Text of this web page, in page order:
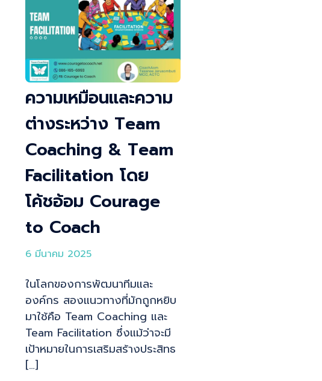
ความเหมือนและความ
ต่างระหว่าง Team
Coaching & Team
Facilitation โดย
โค้ชอ้อม Courage
to Coach
6 มีนาคม 2025
ในโลกของการพัฒนาทีมและ
องค์กร สองแนวทางที่มักถูกหยิบ
มาใช้คือ Team Coaching และ
Team Facilitation ซึ่งแม้ว่าจะมี
เป้าหมายในการเสริมสร้างประสิทธ
[…]